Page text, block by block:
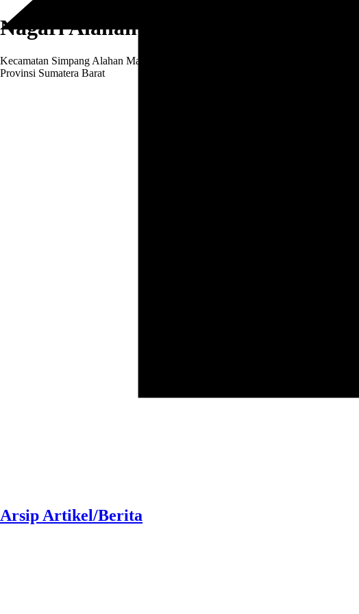
Arsip Artikel/Berita
Nagari Alahan Mati Hilia
Kecamatan Simpang Alahan Mati, Kabupaten Pasaman
Provinsi Sumatera Barat